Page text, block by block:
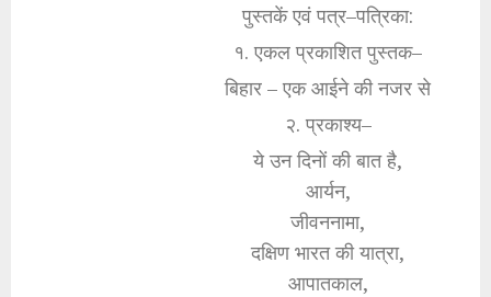
पुस्तकें एवं पत्र–पत्रिका:
१. एकल प्रकाशित पुस्तक–
बिहार – एक आईने की नजर से
२. प्रकाश्य–
ये उन दिनों की बात है,
आर्यन,
जीवननामा,
दक्षिण भारत की यात्रा,
आपातकाल,